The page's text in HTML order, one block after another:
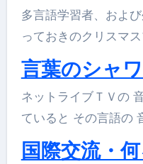
多言語学習者、および外国語学習者の皆さんに と
っておきのクリスマ
言葉のシャ
ネットライブＴＶの 音声をずっと 四六時中 聞い
ていると その言語の
国際交流・